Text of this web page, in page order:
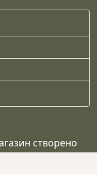
створено